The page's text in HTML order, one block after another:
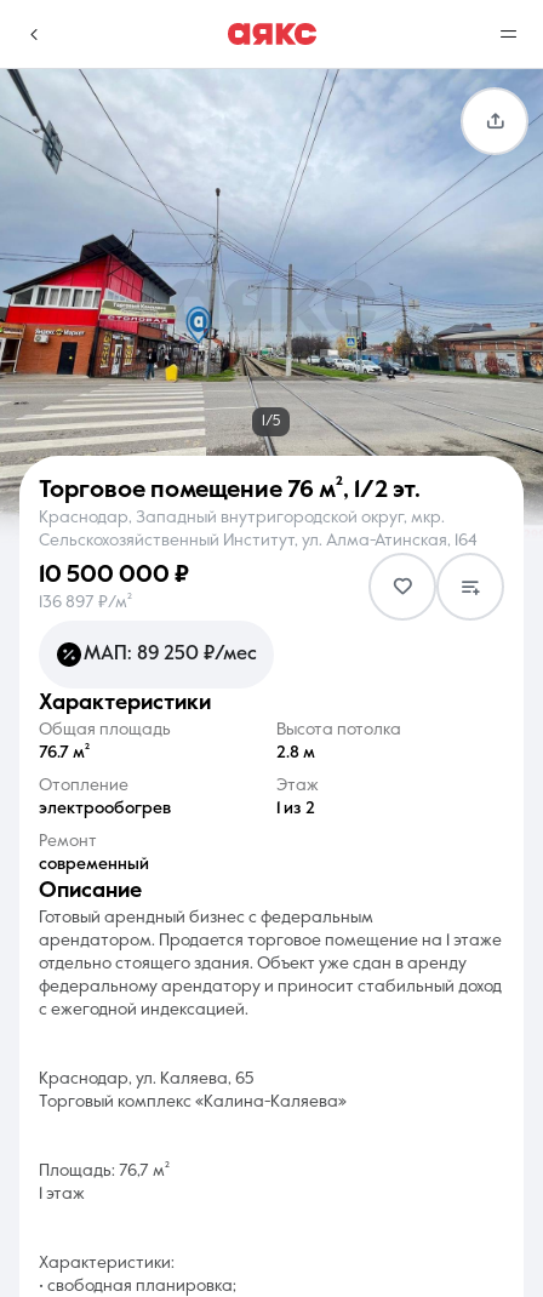
г. Краснодар
Избранное
0 объявлений
Сравнение
0 объявлений
Недвижимость Услуги
О компании Контакты
8 (861) 297-00-00
Ежедневно с 08:30 до 20:00
1/5
Торговое помещение 76 м², 1/2 эт.
Краснодар, Западный внутригородской округ, мкр.
Сельскохозяйственный Институт, ул. Алма-Атинская, 164
10 500 000 ₽
136 897 ₽/м²
МАП: 89 250 ₽/мес
характеристики
Общая площадь
76.7 м²
Высота потолка
2.8 м
Отопление
электрообогрев
Этаж
1 из 2
Ремонт
современный
описание
Готовый арендный бизнес с федеральным
арендатором. Продается торговое помещение на 1 этаже
отдельно стоящего здания. Объект уже сдан в аренду
федеральному арендатору и приносит стабильный доход
с ежегодной индексацией.
Краснодар, ул. Каляева, 65
Торговый комплекс «Калина-Каляева»
Площадь: 76,7 м²
1 этаж
Характеристики:
• свободная планировка;